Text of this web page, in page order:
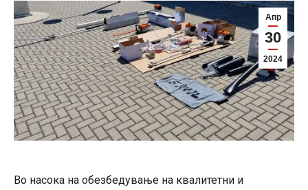
Апр
30
2024
Во насока на обезбедување на квалитетни и